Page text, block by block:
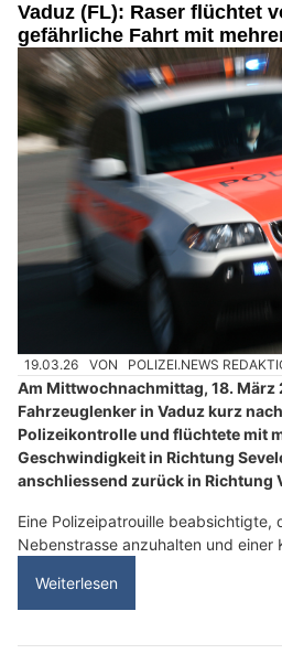
Vaduz (FL): Raser flüchtet
gefährliche Fahrt mit
19.03.26 VON POLIZEI.NEWS
Am Mittwochnachmittag, 18. März
Fahrzeuglenker in Vaduz kurz
Polizeikontrolle und flüchtete mit
Geschwindigkeit in Richtung
anschliessend zurück in Richtung
Eine Polizeipatrouille beabsichtigte,
Nebenstrasse anzuhalten und einer
Weiterlesen